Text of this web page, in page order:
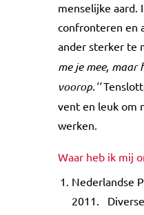
menselijke aard.
confronteren en
ander sterker te
me je mee, maar
voorop.''
vent en leuk om
werken.
Waar heb ik mij
Nederlandse
2011.